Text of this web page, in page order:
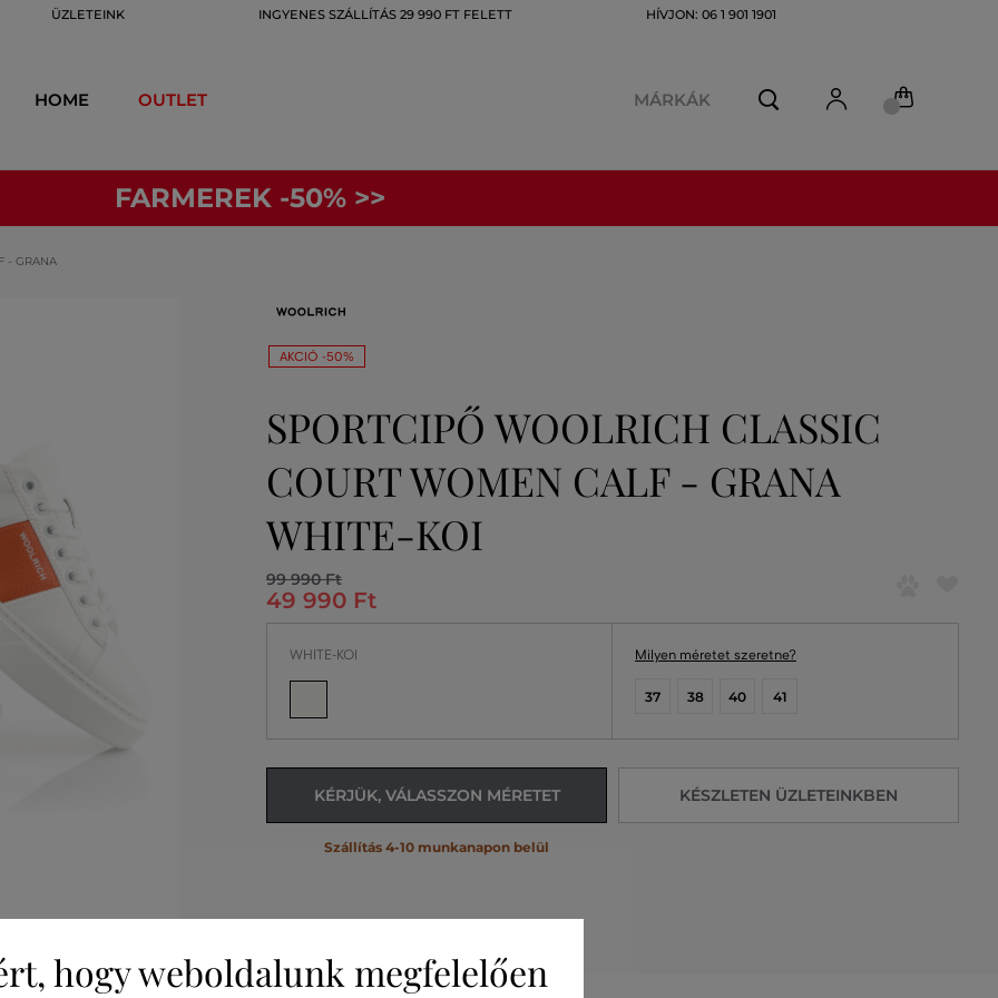
ÜZLETEINK INGYENES SZÁLLÍTÁS 29 990 FT FELETT HÍVJON: 06 1 901 1901
HOME OUTLET MÁRKÁK
FARMEREK -50% >>
- GRANA
AKCIÓ -50%
SPORTCIPŐ WOOLRICH CLASSIC
COURT WOMEN CALF - GRANA
WHITE-KOI
99 990 Ft
49 990 Ft
WHITE-KOI Milyen méretet szeretne?
37 38 40 41
KÉRJÜK, VÁLASSZON MÉRETET
Szállítás 4-10 munkanapon belül
KÉSZLETEN ÜZLETEINKBEN
hogy weboldalunk megfelelően